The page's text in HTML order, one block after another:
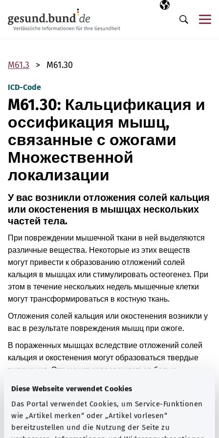
Diese Webseite verwendet Cookies
Das Portal verwendet Cookies, um Service-Funktionen
wie „Artikel merken“ oder „Artikel vorlesen“
bereitzustellen und die Nutzung der Seite zu
Выбранный
RU
Поиск
M61.3 M61.30
ICD-Code
M61.30: Кальцификация и
оссификация мышц,
связанные с ожогами
Множественной
локализации
У вас возникли отложения солей кальция
или окостенения в мышцах нескольких
частей тела.
При повреждении мышечной ткани в ней выделяются
различные вещества. Некоторые из этих веществ
могут привести к образованию отложений солей
кальция в мышцах или стимулировать остеогенез. При
этом в течение нескольких недель мышечные клетки
могут трансформироваться в костную ткань.
Отложения солей кальция или окостенения возникли у
вас в результате повреждения мышц при ожоге.
В пораженных мышцах вследствие отложений солей
кальция и окостенения могут образоваться твердые
включения. Это может сопровождаться болью.
сможет нормально двигать пораженными частями
тела.
Дополнительные обозначения